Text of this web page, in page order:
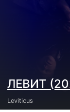
ЛЕВИТ
Leviticus